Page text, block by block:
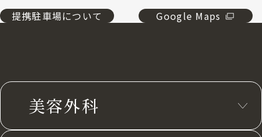
提携駐車場について
Google Maps
美容外科